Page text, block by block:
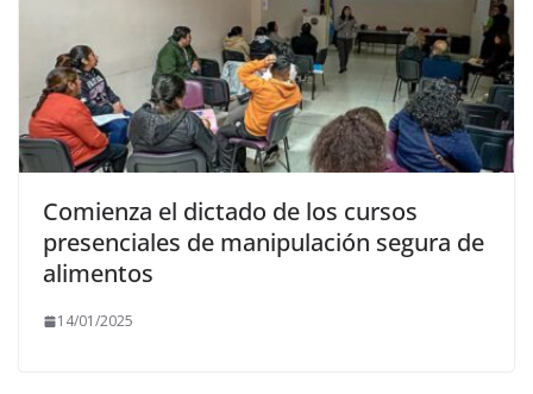
Comienza el dictado de los cursos
presenciales de manipulación segura de
alimentos
14/01/2025